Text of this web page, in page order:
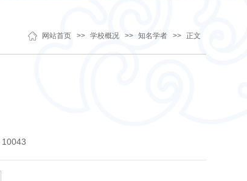
网站首页 >> 学校概况 >> 知名学者 >> 正文
10043